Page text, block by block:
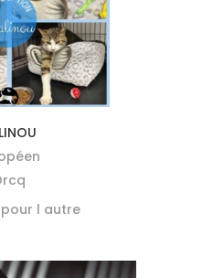
CONNAÎTRE
pour l autre